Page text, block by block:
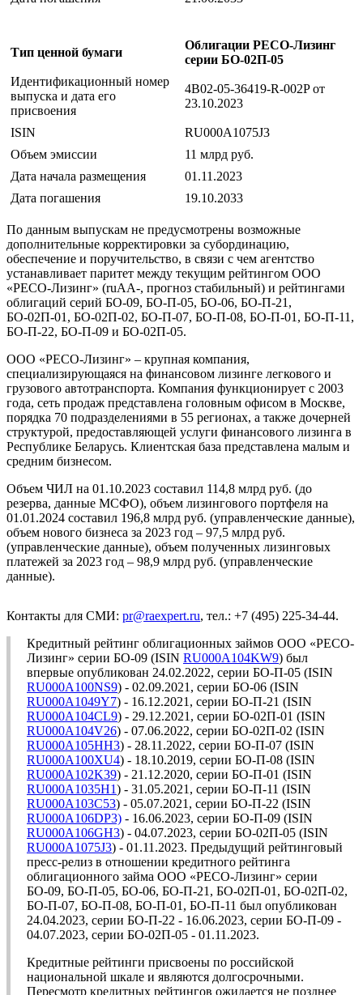
Тип ценной бумаги
Облигации РЕСО-Лизинг
серии БО-02П-05
Идентификационный номер
выпуска и дата его
присвоения
4B02-05-36419-R-002P от
23.10.2023
ISIN
RU000A1075J3
Объем эмиссии
11 млрд руб.
Дата начала размещения
01.11.2023
Дата погашения
19.10.2033
По данным выпускам не предусмотрены возможные
дополнительные корректировки за субординацию,
обеспечение и поручительство, в связи с чем агентство
устанавливает паритет между текущим рейтингом ООО
«РЕСО-Лизинг» (ruAА-, прогноз стабильный) и рейтингами
облигаций серий БО-09, БО-П-05, БО-06, БО-П-21,
БО-02П-01, БО-02П-02, БО-П-07, БО-П-08, БО-П-01, БО-П-11,
БО-П-22, БО-П-09 и БО-02П-05.
ООО «РЕСО-Лизинг» – крупная компания,
специализирующаяся на финансовом лизинге легкового и
грузового автотранспорта. Компания функционирует с 2003
года, сеть продаж представлена головным офисом в Москве,
порядка 70 подразделениями в 55 регионах, а также дочерней
структурой, предоставляющей услуги финансового лизинга в
Республике Беларусь. Клиентская база представлена малым и
средним бизнесом.
Объем ЧИЛ на 01.10.2023 составил 114,8 млрд руб. (до
резерва, данные МСФО), объем лизингового портфеля на
01.01.2024 составил 196,8 млрд руб. (управленческие данные),
объем нового бизнеса за 2023 год – 97,5 млрд руб.
(управленческие данные), объем полученных лизинговых
платежей за 2023 год – 98,9 млрд руб. (управленческие
данные).
Контакты для СМИ: pr@raexpert.ru, тел.: +7 (495) 225-34-44.
Кредитный рейтинг облигационных займов ООО «РЕСО-
Лизинг» серии БО-09 (ISIN RU000A104KW9) был
впервые опубликован 24.02.2022, серии БО-П-05 (ISIN
RU000A100NS9) - 02.09.2021, серии БО-06 (ISIN
RU000A1049Y7) - 16.12.2021, серии БО-П-21 (ISIN
RU000A104CL9) - 29.12.2021, серии БО-02П-01 (ISIN
RU000A104V26) - 07.06.2022, серии БО-02П-02 (ISIN
RU000A105HH3) - 28.11.2022, серии БО-П-07 (ISIN
RU000A100XU4) - 18.10.2019, серии БО-П-08 (ISIN
RU000A102K39) - 21.12.2020, серии БО-П-01 (ISIN
RU000A1035H1) - 31.05.2021, серии БО-П-11 (ISIN
RU000A103C53) - 05.07.2021, серии БО-П-22 (ISIN
RU000A106DP3) - 16.06.2023, серии БО-П-09 (ISIN
RU000A106GH3) - 04.07.2023, серии БО-02П-05 (ISIN
RU000A1075J3) - 01.11.2023. Предыдущий рейтинговый
пресс-релиз в отношении кредитного рейтинга
облигационного займа ООО «РЕСО-Лизинг» серии
БО-09, БО-П-05, БО-06, БО-П-21, БО-02П-01, БО-02П-02,
БО-П-07, БО-П-08, БО-П-01, БО-П-11 был опубликован
24.04.2023, серии БО-П-22 - 16.06.2023, серии БО-П-09 -
04.07.2023, серии БО-02П-05 - 01.11.2023.
Кредитные рейтинги присвоены по российской
национальной шкале и являются долгосрочными.
Пересмотр кредитных рейтингов ожидается не позднее